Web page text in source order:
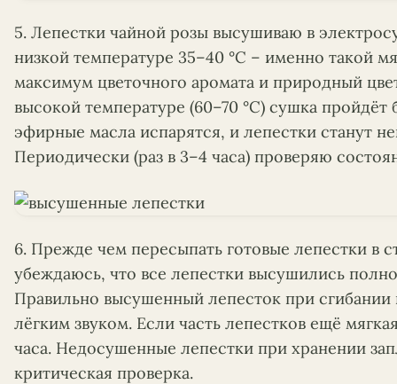
5. Лепестки чайной розы высушиваю в
низкой температуре 35–40 °C – именно такой
максимум цветочного аромата и природный
высокой температуре (60–70 °C) сушка пройдёт
эфирные масла испарятся, и лепестки станут
Периодически (раз в 3–4 часа) проверяю
6. Прежде чем пересыпать готовые лепестки в
убеждаюсь, что все лепестки высушились
Правильно высушенный лепесток при сгибании
лёгким звуком. Если часть лепестков ещё
часа. Недосушенные лепестки при хранении
критическая проверка.